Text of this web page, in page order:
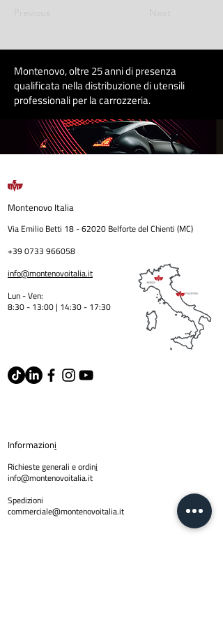
Montenovo, oltre 25 anni di presenza
qualificata nella distribuzione di utensili
professionali per la carrozzeria.
Montenovo Italia
Via Emilio Betti 18 - 62020 Belforte del Chienti (MC)
+39 0733 966058
info@montenovoitalia.it
Lun - Ven:
8:30 - 13:00 | 14:30 - 17:30
Informazioni
Richieste generali e ordini
info@montenovoitalia.it
Spedizioni
commerciale@montenovoitalia.it